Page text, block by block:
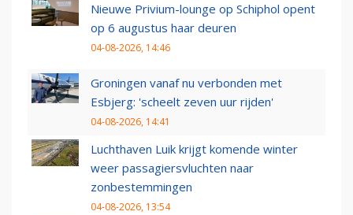
Nieuwe Privium-lounge op Schiphol opent
op 6 augustus haar deuren
04-08-2026, 14:46
Groningen vanaf nu verbonden met
Esbjerg: 'scheelt zeven uur rijden'
04-08-2026, 14:41
Luchthaven Luik krijgt komende winter
weer passagiersvluchten naar
zonbestemmingen
04-08-2026, 13:54